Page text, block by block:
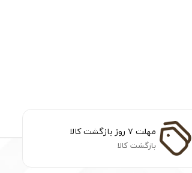
مهلت ۷ روز بازگشت کالا
بازگشت کالا